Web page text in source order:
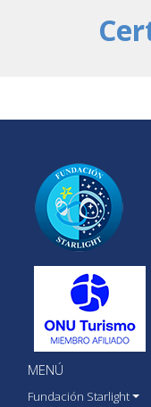
MENÚ
Fundación Starlight